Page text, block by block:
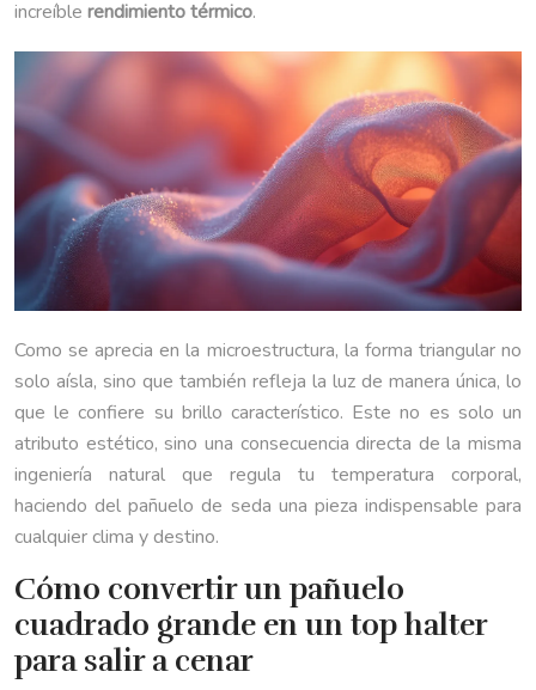
increíble rendimiento térmico.
Como se aprecia en la microestructura, la forma triangular no
solo aísla, sino que también refleja la luz de manera única, lo
que le confiere su brillo característico. Este no es solo un
atributo estético, sino una consecuencia directa de la misma
ingeniería natural que regula tu temperatura corporal,
haciendo del pañuelo de seda una pieza indispensable para
cualquier clima y destino.
Cómo convertir un pañuelo
cuadrado grande en un top halter
para salir a cenar